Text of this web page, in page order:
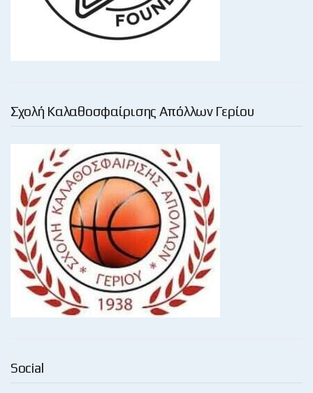
Σχολή Καλαθοσφαίρισης Απόλλων Γερίου
Social